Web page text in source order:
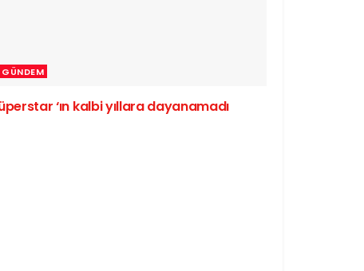
GÜNDEM
‘ın kalbi yıllara dayanamadı